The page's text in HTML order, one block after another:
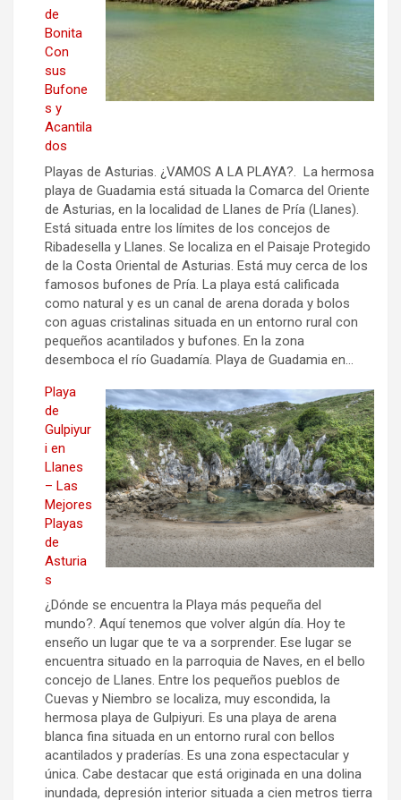
de
Bonita
Con
sus
Bufone
s y
Acantila
dos
Playas de Asturias. ¿VAMOS A LA PLAYA?. La hermosa
playa de Guadamia está situada la Comarca del Oriente
de Asturias, en la localidad de Llanes de Pría (Llanes).
Está situada entre los límites de los concejos de
Ribadesella y Llanes. Se localiza en el Paisaje Protegido
de la Costa Oriental de Asturias. Está muy cerca de los
famosos bufones de Pría. La playa está calificada
como natural y es un canal de arena dorada y bolos
con aguas cristalinas situada en un entorno rural con
pequeños acantilados y bufones. En la zona
desemboca el río Guadamía. Playa de Guadamia en…
Playa
de
Gulpiyur
i en
Llanes
– Las
Mejores
Playas
de
Asturia
s
¿Dónde se encuentra la Playa más pequeña del
mundo?. Aquí tenemos que volver algún día. Hoy te
enseño un lugar que te va a sorprender. Ese lugar se
encuentra situado en la parroquia de Naves, en el bello
concejo de Llanes. Entre los pequeños pueblos de
Cuevas y Niembro se localiza, muy escondida, la
hermosa playa de Gulpiyuri. Es una playa de arena
blanca fina situada en un entorno rural con bellos
acantilados y praderías. Es una zona espectacular y
única. Cabe destacar que está originada en una dolina
inundada, depresión interior situada a cien metros tierra